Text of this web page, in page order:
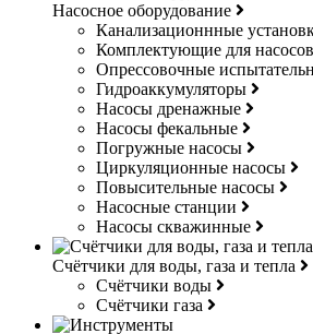
Насосное оборудование
Канализационнные
Комплектующие для насосов
Опрессовочные
Гидроаккумуляторы
Насосы дренажные
Насосы фекальные
Погружные насосы
Циркуляционные насосы
Повысительные насосы
Насосные станции
Насосы скважинные
Счётчики для воды, газа и тепла
Счётчики воды
Счётчики газа